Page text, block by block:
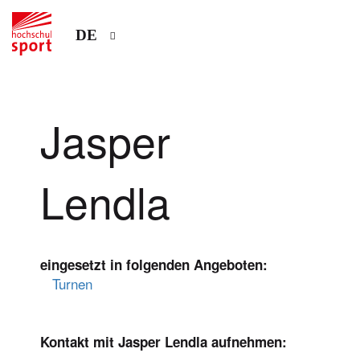
DE
Jasper
Lendla
eingesetzt in folgenden Angeboten:
Turnen
Kontakt mit Jasper Lendla aufnehmen: